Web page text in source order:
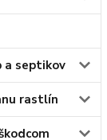
a septikov
rastlín